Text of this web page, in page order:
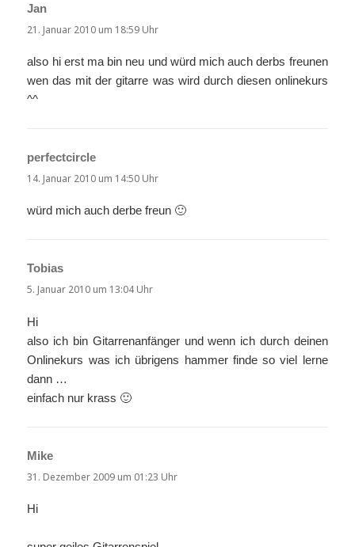
Jan
21. Januar 2010 um 18:59 Uhr
also hi erst ma bin neu und würd mich auch derbs freunen
wen das mit der gitarre was wird durch diesen onlinekurs
^^
perfectcircle
14. Januar 2010 um 14:50 Uhr
würd mich auch derbe freun 🙂
Tobias
5. Januar 2010 um 13:04 Uhr
Hi
also ich bin Gitarrenanfänger und wenn ich durch deinen
Onlinekurs was ich übrigens hammer finde so viel lerne
dann …
einfach nur krass 🙂
Mike
31. Dezember 2009 um 01:23 Uhr
Hi